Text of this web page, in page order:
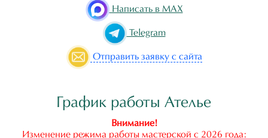
Написать в MAX
Telegram
Отправить заявку с сайта
График работы Ателье
Внимание!
Изменение режима работы мастерской с 2026 года: